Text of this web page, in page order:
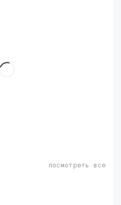
посмотреть все